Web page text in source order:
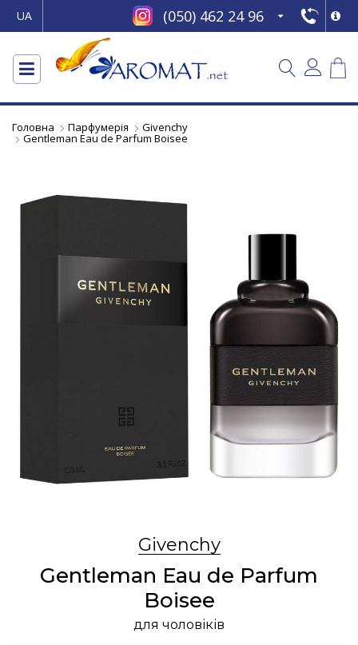
UA (050) 462 24 96
Головна Парфумерія Givenchy
Gentleman Eau de Parfum Boisee
Givenchy
Gentleman Eau de Parfum
Boisee
для чоловіків